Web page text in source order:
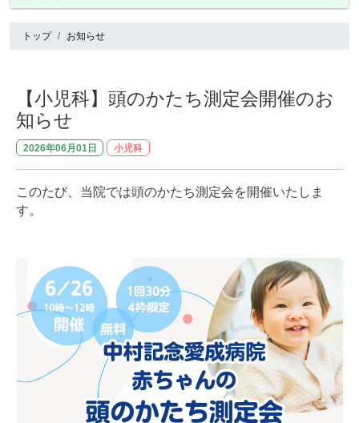
トップ お知らせ
【小児科】頭のかたち測定会開催のお
知らせ
2026年06月01日 小児科
このたび、当院では頭のかたち測定会を開催いたしま
す。